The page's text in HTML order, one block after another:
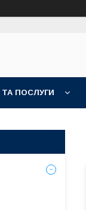
ПОСЛУГИ